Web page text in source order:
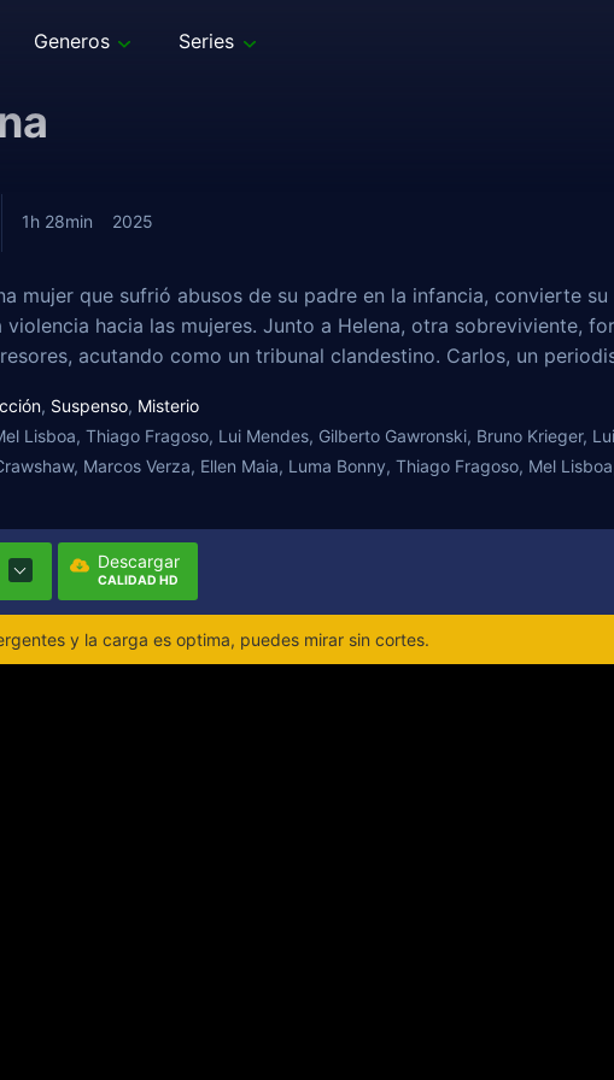
Generos Series
1h 28min 2025
mujer que sufrió abusos de su padre en la infancia, convierte
violencia hacia las mujeres. Junto a Helena, otra sobreviviente,
acutando como un tribunal clandestino. Carlos, un
, Suspenso, Misterio
Lisboa, Thiago Fragoso, Lui Mendes, Gilberto Gawronski, Bruno Krieger,
Marcos Verza, Ellen Maia, Luma Bonny, Thiago Fragoso, Mel
Descargar
CALIDAD HD
y la carga es optima, puedes mirar sin cortes.